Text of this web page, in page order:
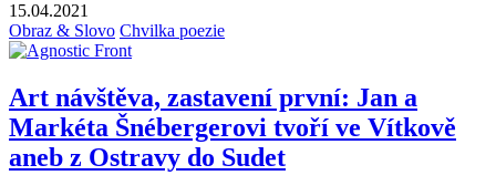
15.04.2021
Obraz & Slovo Chvilka poezie
Art návštěva, zastavení první: Jan a
Markéta Šnébergerovi tvoří ve Vítkově
aneb z Ostravy do Sudet